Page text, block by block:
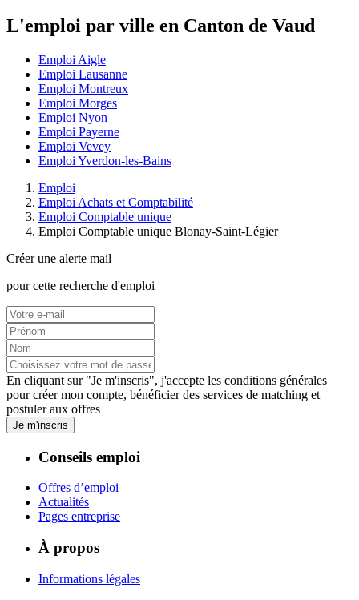
L'emploi par ville en Canton de Vaud
Emploi Aigle
Emploi Lausanne
Emploi Montreux
Emploi Morges
Emploi Nyon
Emploi Payerne
Emploi Vevey
Emploi Yverdon-les-Bains
Emploi
Emploi Achats et Comptabilité
Emploi Comptable unique
Emploi Comptable unique Blonay-Saint-Légier
Créer une alerte mail
pour cette recherche d'emploi
En cliquant sur "Je m'inscris", j'accepte les conditions générales
pour créer mon compte, bénéficier des services de matching et
postuler aux offres
Je m'inscris
Conseils emploi
Offres d’emploi
Actualités
Pages entreprise
À propos
Informations légales